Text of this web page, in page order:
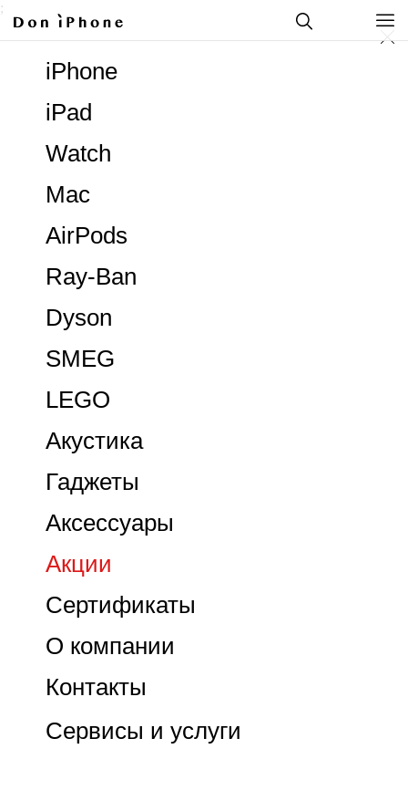
;
Контакты
О компании
Сертификаты
Акции
Аксессуары
Гаджеты
Акустика
Dyson
AirPods
Ray-Ban
LEGO
SMEG
Mac
Watch
iPad
iPhone
Сервисы и услуги